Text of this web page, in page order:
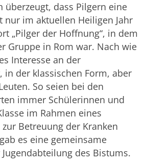
überzeugt, dass Pilgern eine
nur im aktuellen Heiligen Jahr
„Pilger der Hoffnung“, in dem
Gruppe in Rom war. Nach wie
Interesse an der
in der klassischen Form, aber
So seien bei den
immer Schülerinnen und
im Rahmen eines
Betreuung der Kranken
es eine gemeinsame
des Bistums.